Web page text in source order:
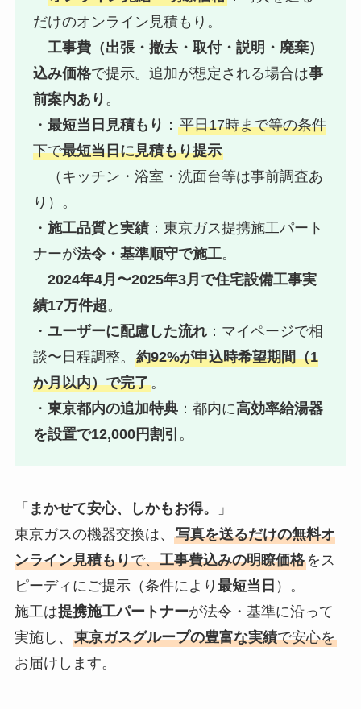
だけのオンライン見積もり。
工事費（出張・撤去・取付・説明・廃棄）
込み価格で提示。追加が想定される場合は事
前案内あり 。
・最短当日見積もり ：平日17時まで等の条件
下で最短当日に見積もり提示
（キッチン・浴室・洗面台等は事前調査あ
り）。
・施工品質と実績 ：東京ガス提携施工パート
ナーが法令・基準順守で施工。
2024年4月〜2025年3月で住宅設備工事実
績17万件超。
・ユーザーに配慮した流れ ：マイページで相
談〜日程調整。約92%が申込時希望期間（1
か月以内）で完了。
・東京都内の追加特典 ：都内に高効率給湯器
を設置で12,000円割引 。
「 まかせて安心、しかもお得。
」
東京ガスの機器交換は、 写真を送るだけの無料オ
ンライン見積もりで、工事費込みの明瞭価格をス
ピーディにご提示（条件により 最短当日 ）。
施工は提携施工パートナーが法令・基準に沿って
実施し、 東京ガスグループの豊富な実績で安心を
お届けします。